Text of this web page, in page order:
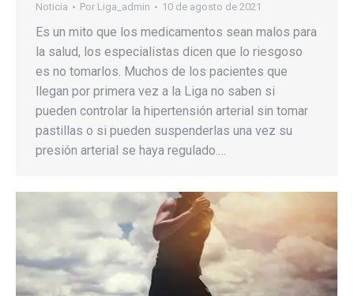
Noticia Por Liga_admin 10 de agosto de 2021
Es un mito que los medicamentos sean malos para
la salud, los especialistas dicen que lo riesgoso
es no tomarlos. Muchos de los pacientes que
llegan por primera vez a la Liga no saben si
pueden controlar la hipertensión arterial sin tomar
pastillas o si pueden suspenderlas una vez su
presión arterial se haya regulado.…